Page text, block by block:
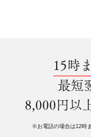
15時
最短
8,000円以
※お電話の場合は12時